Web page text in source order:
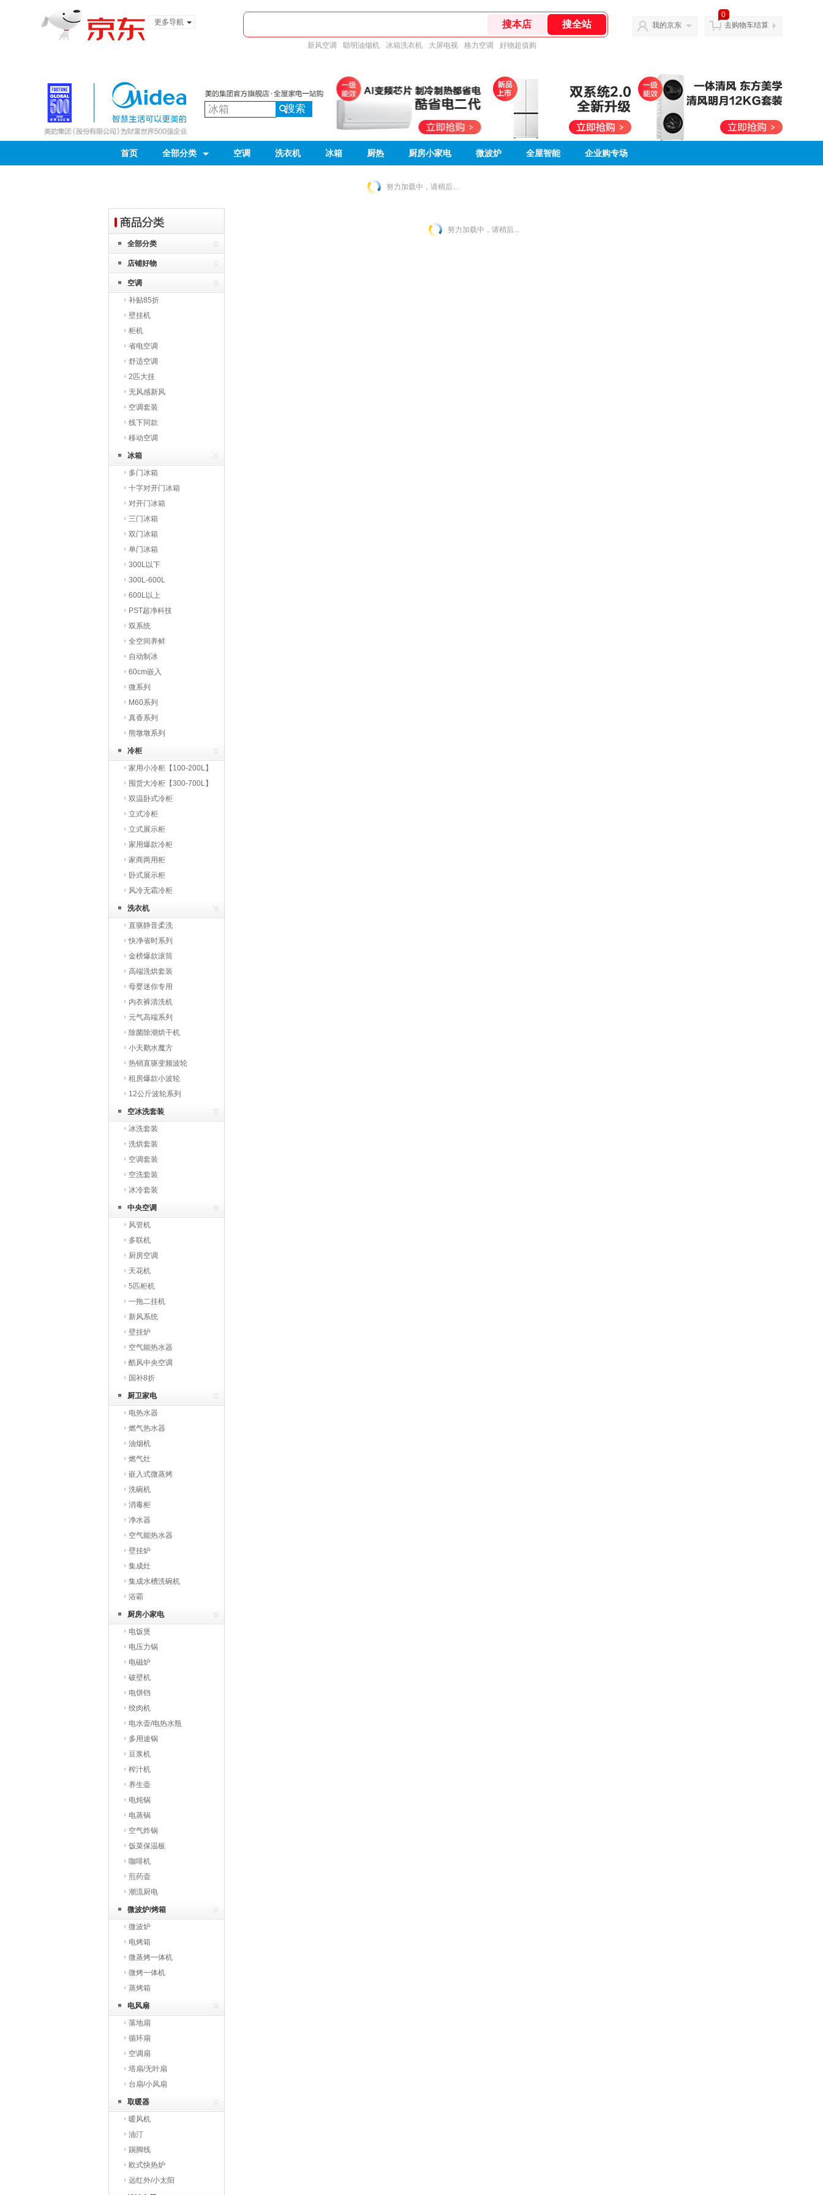
更多导航
新风空调 聪明油烟机 冰箱洗衣机 大屏电视 格力空调 好物超值购
我的京东
0
去购物车结算
搜索
首页 全部分类 空调 洗衣机 冰箱 厨热 厨房小家电 微波炉 全屋智能 企业购专场
努力加载中，请稍后...
全部分类
店铺好物
空调
补贴85折
壁挂机
柜机
省电空调
舒适空调
2匹大挂
无风感新风
空调套装
线下同款
移动空调
冰箱
多门冰箱
十字对开门冰箱
对开门冰箱
三门冰箱
双门冰箱
单门冰箱
300L以下
300L-600L
600L以上
PST超净科技
双系统
全空间养鲜
自动制冰
60cm嵌入
微系列
M60系列
真香系列
熊墩墩系列
冷柜
家用小冷柜【100-200L】
囤货大冷柜【300-700L】
双温卧式冷柜
立式冷柜
立式展示柜
家用爆款冷柜
家商两用柜
卧式展示柜
风冷无霜冷柜
洗衣机
直驱静音柔洗
快净省时系列
金榜爆款滚筒
高端洗烘套装
母婴迷你专用
内衣裤清洗机
元气高端系列
除菌除潮烘干机
小天鹅水魔方
热销直驱变频波轮
租房爆款小波轮
12公斤波轮系列
空冰洗套装
冰洗套装
洗烘套装
空调套装
空洗套装
冰冷套装
中央空调
风管机
多联机
厨房空调
天花机
5匹柜机
一拖二挂机
新风系统
壁挂炉
空气能热水器
酷风中央空调
国补8折
厨卫家电
电热水器
燃气热水器
油烟机
燃气灶
嵌入式微蒸烤
洗碗机
消毒柜
净水器
空气能热水器
壁挂炉
集成灶
集成水槽洗碗机
浴霸
厨房小家电
电饭煲
电压力锅
电磁炉
破壁机
电饼铛
绞肉机
电水壶/电热水瓶
多用途锅
豆浆机
榨汁机
养生壶
电炖锅
电蒸锅
空气炸锅
饭菜保温板
咖啡机
煎药壶
潮流厨电
微波炉/烤箱
微波炉
电烤箱
微蒸烤一体机
微烤一体机
蒸烤箱
电风扇
落地扇
循环扇
空调扇
塔扇/无叶扇
台扇/小风扇
取暖器
暖风机
油汀
踢脚线
欧式快热炉
远红外/小太阳
努力加载中，请稍后...